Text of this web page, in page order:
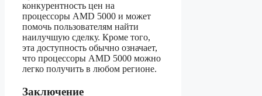
конкурентность цен на
процессоры AMD 5000 и может
помочь пользователям найти
наилучшую сделку. Кроме того,
эта доступность обычно означает,
что процессоры AMD 5000 можно
легко получить в любом регионе.
Заключение